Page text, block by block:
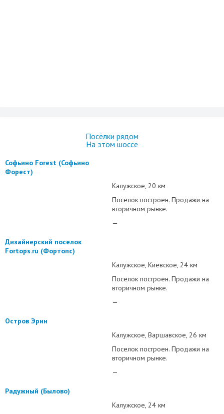
Посёлки рядом
На этом шоссе
Софьино Forest (Софьино
Форест)
Калужское 20 км
Поселок построен. Продажи на
вторичном рынке.
—
Дизайнерский поселок
Fortops.ru (Фортопс)
Калужское Киевское 24 км
Поселок построен. Продажи на
вторичном рынке.
—
Остров Эрин
Калужское Варшавское 26 км
Поселок построен. Продажи на
вторичном рынке.
—
Радужный (Былово)
Калужское 24 км